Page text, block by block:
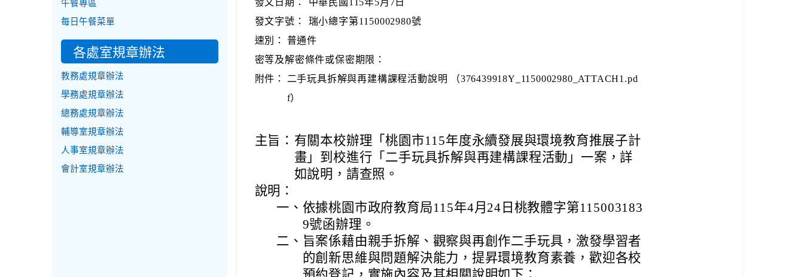
發文日期：
中華民國115年5月7日
發文字號：
瑞小總字第1150002980號
速別：
普通件
密等及解密條件或保密期限：
附件：
二手玩具拆解與再建構課程活動說明 （376439918Y_1150002980_ATTACH1.pd
f）
主旨： 有關本校辦理「桃園市115年度永續發展與環境教育推展子計
畫」到校進行「二手玩具拆解與再建構課程活動」一案，詳
如說明，請查照。
說明：
一、 依據桃園市政府教育局115年4月24日桃教體字第115003183
9號函辦理。
二、 旨案係藉由親手拆解、觀察與再創作二手玩具，激發學習者
的創新思維與問題解決能力，提昇環境教育素養，歡迎各校
午餐專區
每日午餐菜單
各處室規章辦法
教務處規章辦法
學務處規章辦法
總務處規章辦法
輔導室規章辦法
人事室規章辦法
會計室規章辦法